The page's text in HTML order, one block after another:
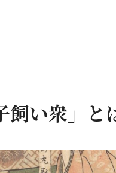
飼い衆」と